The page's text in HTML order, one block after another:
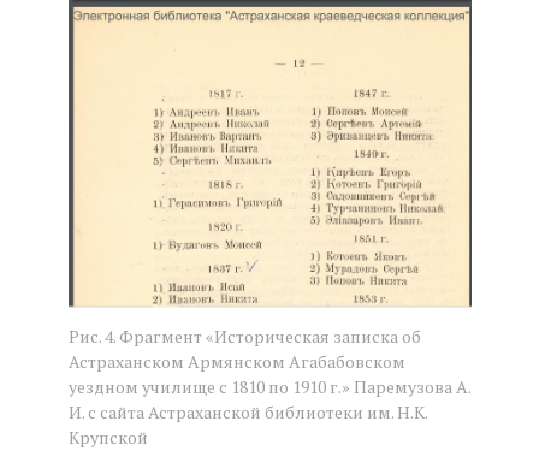
Рис. 4. Фрагмент «Историческая записка об
Астраханском Армянском Агабабовском
уездном училище с 1810 по 1910 г.» Паремузова А.
И. с сайта Астраханской библиотеки им. Н.К.
Крупской